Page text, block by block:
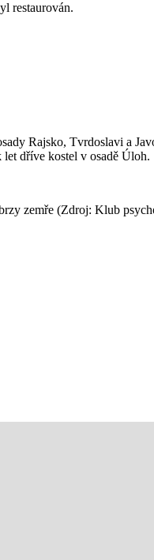
restaurován.
Rajsko, Tvrdoslavi a
dříve kostel v osadě Úloh.
zemře (Zdroj: Klub